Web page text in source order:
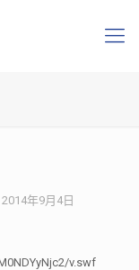
2014年9月4日
v.swf